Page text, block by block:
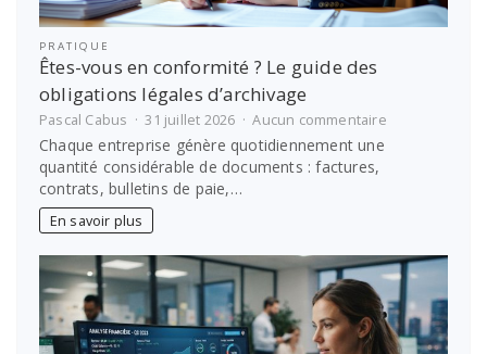
PRATIQUE
Êtes-vous en conformité ? Le guide des
obligations légales d’archivage
Pascal Cabus 31 juillet 2026 Aucun commentairesur
des
obligations
légales
d’archivage
Chaque entreprise génère quotidiennement une
quantité considérable de documents : factures,
contrats, bulletins de paie,…
En savoir plus